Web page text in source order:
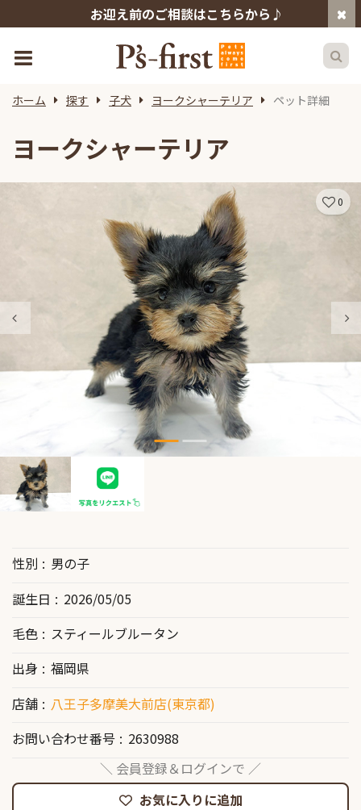
お迎え前のご相談はこちらから♪
ホーム 探す 子犬 ヨークシャーテリア ペット詳細
ヨークシャーテリア
0
性別
男の子
誕生日
2026/05/05
毛色
スティールブルータン
出身
福岡県
店舗
八王子多摩美大前店(東京都)
お問い合わせ番号
2630988
＼ 会員登録＆ログインで ／
お気に入りに追加